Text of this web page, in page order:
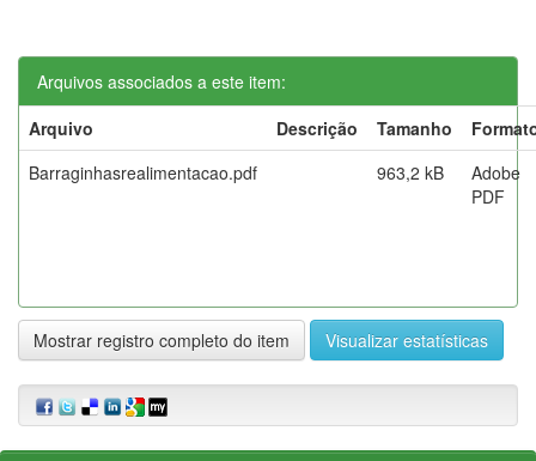
Arquivos associados a este item:
Arquivo
Descrição Tamanho
Barraginhasrealimentacao.pdf
963,2 kB
Adobe
PDF
Mostrar registro completo do item Visualizar estatísticas